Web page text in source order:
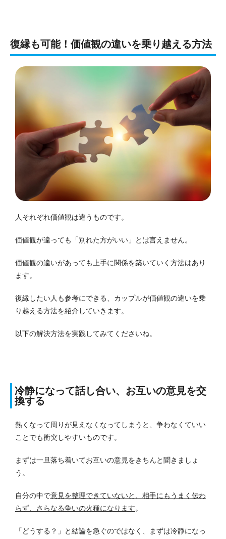
復縁も可能！価値観の違いを乗り越える方法
人それぞれ価値観は違うものです。
価値観が違っても「別れた方がいい」とは言えません。
価値観の違いがあっても上手に関係を築いていく方法はあり
ます。
復縁したい人も参考にできる、カップルが価値観の違いを乗
り越える方法を紹介していきます。
以下の解決方法を実践してみてくださいね。
冷静になって話し合い、お互いの意見を交
換する
熱くなって周りが見えなくなってしまうと、争わなくていい
ことでも衝突しやすいものです。
まずは一旦落ち着いてお互いの意見をきちんと聞きましょ
う。
自分の中で意見を整理できていないと、相手にもうまく伝わ
らず、さらなる争いの火種になります。
「どうする？」と結論を急ぐのではなく、まずは冷静になっ